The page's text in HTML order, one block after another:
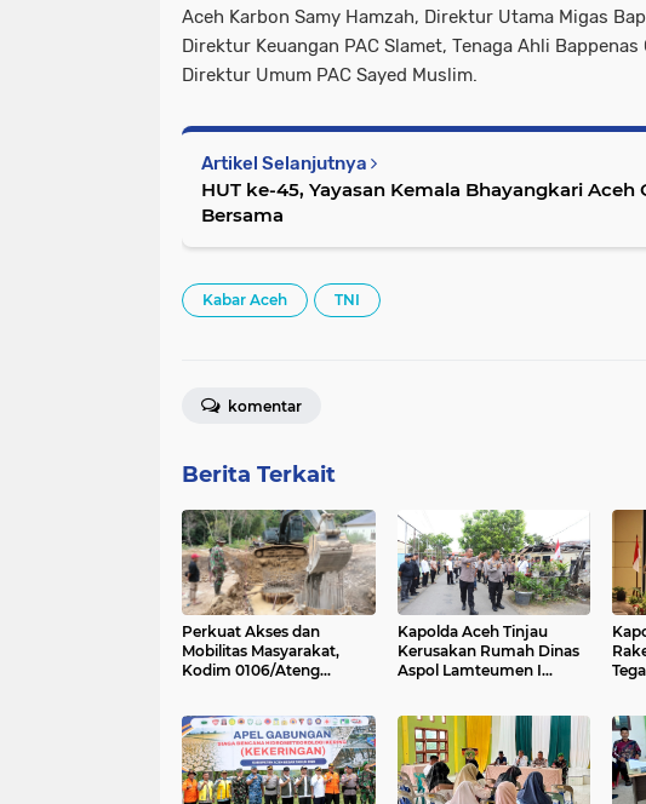
Aceh Karbon Samy Hamzah, Direktur Utama Migas
Direktur Keuangan PAC Slamet, Tenaga Ahli Bappenas
Direktur Umum PAC Sayed Muslim.
Artikel Selanjutnya
HUT ke-45, Yayasan Kemala Bhayangkari Aceh
Bersama
Kabar Aceh TNI
komentar
Berita Terkait
Perkuat Akses dan
Mobilitas Masyarakat,
Kodim 0106/Ateng
Antara, Aceh Tengah
Kapolda Aceh Tinjau
Kerusakan Rumah Dinas
Aspol Lamteumen I